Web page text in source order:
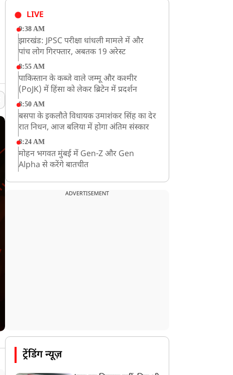
LIVE
9:38 AM
झारखंड: JPSC परीक्षा धांधली मामले में और
पांच लोग गिरफ्तार, अबतक 19 अरेस्ट
8:55 AM
पाकिस्तान के कब्जे वाले जम्मू और कश्मीर
(PoJK) में हिंसा को लेकर ब्रिटेन में प्रदर्शन
8:50 AM
बसपा के इकलौते विधायक उमाशंकर सिंह का देर
रात निधन, आज बलिया में होगा अंतिम संस्कार
8:24 AM
मोहन भगवत मुंबई में Gen-Z और Gen
Alpha से करेंगे बातचीत
ADVERTISEMENT
ट्रेंडिंग न्यूज़